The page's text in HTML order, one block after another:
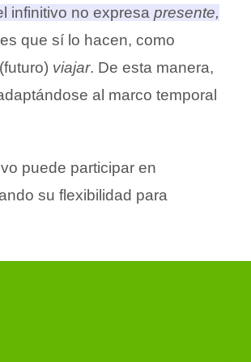
infinitivo no expresa presente,
que sí lo hacen, como
(futuro) viajar. De esta manera,
al marco temporal
puede participar en
su flexibilidad para